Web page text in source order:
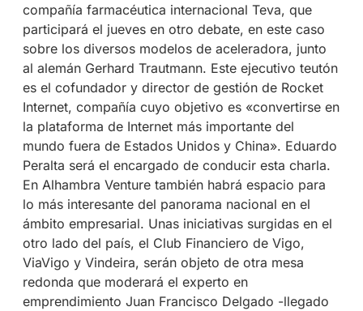
compañía farmacéutica internacional Teva, que
participará el jueves en otro debate, en este caso
sobre los diversos modelos de aceleradora, junto
al alemán Gerhard Trautmann. Este ejecutivo teutón
es el cofundador y director de gestión de Rocket
Internet, compañía cuyo objetivo es «convertirse en
la plataforma de Internet más importante del
mundo fuera de Estados Unidos y China». Eduardo
Peralta será el encargado de conducir esta charla.
En Alhambra Venture también habrá espacio para
lo más interesante del panorama nacional en el
ámbito empresarial. Unas iniciativas surgidas en el
otro lado del país, el Club Financiero de Vigo,
ViaVigo y Vindeira, serán objeto de otra mesa
redonda que moderará el experto en
emprendimiento Juan Francisco Delgado -llegado